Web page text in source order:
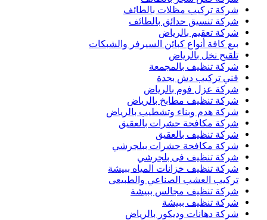
شركة تركيب مظلات بالطائف
شركة تنسيق حدائق بالطائف
شركة تعقيم بالرياض
بيع كافة أنواع كبائن السيرفر والشبكات
تلقيح نخل بالرياض
شركة تنظيف بالمجمعة
فني تركيب دش بجدة
شركة عزل فوم بالرياض
شركة تنظيف مطابخ بالرياض
شركة هدم وبناء وتشطيب بالرياض
شركة مكافحة حشرات بالعقيق
شركة تنظيف بالعقيق
شركة مكافحة حشرات ببلجرشي
شركة تنظيف فى بلجرشي
شركة تنظيف خزانات المياه ببيشة
تركيب العشب الصناعي والطبيعى
شركة تنظيف مجالس ببيشة
شركة تنظيف ببيشة
شركة دهانات وديكور بالرياض